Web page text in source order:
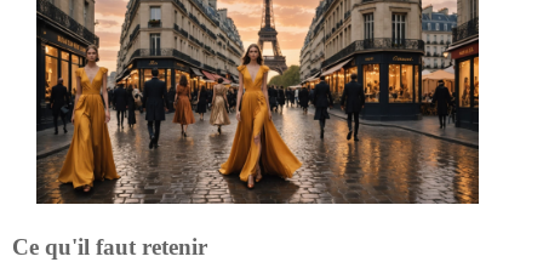
Ce qu'il faut retenir